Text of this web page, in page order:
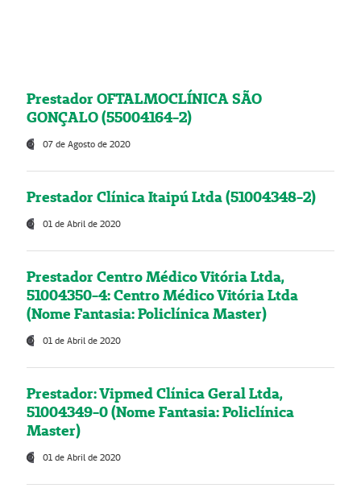
Prestador OFTALMOCLÍNICA SÃO
GONÇALO (55004164-2)
07 de Agosto de 2020
Prestador Clínica Itaipú Ltda (51004348-2)
01 de Abril de 2020
Prestador Centro Médico Vitória Ltda,
51004350-4: Centro Médico Vitória Ltda
(Nome Fantasia: Policlínica Master)
01 de Abril de 2020
Prestador: Vipmed Clínica Geral Ltda,
51004349-0 (Nome Fantasia: Policlínica
Master)
01 de Abril de 2020